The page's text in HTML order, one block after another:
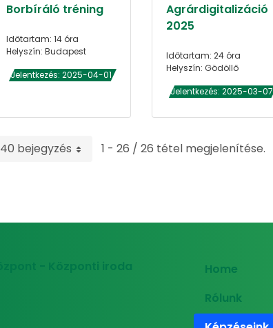
Borbíráló tréning
Időtartam: 14 óra
Helyszín: Budapest
Jelentkezés: 2025-04-01
Agrárdigitalizáció
2025
Időtartam: 24 óra
Helyszín: Gödöllő
Jelentkezés: 2025-03-07
40 bejegyzés 1 - 26 / 26 tétel megjelenítése.
Home
Rólunk